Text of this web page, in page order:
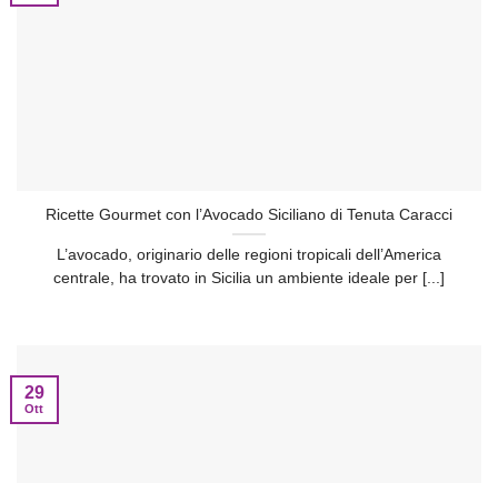
Ricette Gourmet con l’Avocado Siciliano di Tenuta Caracci
L’avocado, originario delle regioni tropicali dell’America
centrale, ha trovato in Sicilia un ambiente ideale per [...]
29
Ott